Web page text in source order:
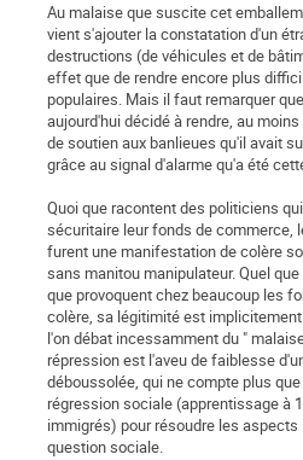
Au malaise que suscite cet
vient s'ajouter la constatation d'un
destructions (de véhicules et de
effet que de rendre encore plus
populaires. Mais il faut remarquer
aujourd'hui décidé à rendre, au
de soutien aux banlieues qu'il avait
grâce au signal d'alarme qu'a été
Quoi que racontent des politiciens
sécuritaire leur fonds de commerce,
furent une manifestation de colère
sans manitou manipulateur. Quel
que provoquent chez beaucoup les
colère, sa légitimité est
l'on débat incessamment du "
répression est l'aveu de faiblesse
déboussolée, qui ne compte plus
régression sociale (apprentissage à
immigrés) pour résoudre les
question sociale.